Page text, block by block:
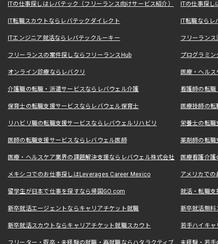
ITの仕事探しはレバテック（フリーランス向けサービス紹介） ITの仕事探
IT転職スカウトならレバテックダイレクト IT転職なら
ITエンジニア就活ならレバテックルーキー フリーラン
フリーランスの案件探しならフリーランスHub プログラミ
オンライン診療ならレバクリ 医療・ヘル
介護職の転職・派遣サービスならレバウェル介護 看護師の転
保育士の転職支援サービスならレバウェル保育士 医療技師の
リハビリ職の転職支援サービスならレバウェルリハビリ 栄養士の転
医師の転職支援サービスならレバウェル医師 薬剤師の転
医療・ヘルスケア業界の課題解決支援ならレバウェル株式会社 医療看護介
メキシコでのお仕事探しはLeverages Career Mexico アメリカで
留学生が日本で仕事を探すなら帰国GO.com 就活・転職
新卒就活エージェントならキャリアチケット就職 新卒就活無料
新卒就活スカウトならキャリアチケット就職スカウト 若手ハイキ
フリーター・既卒・未経験の就職・再就職ならハタラクティブ 未経験・若手